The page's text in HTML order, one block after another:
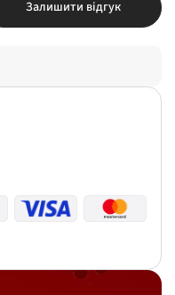
Залишити відгук